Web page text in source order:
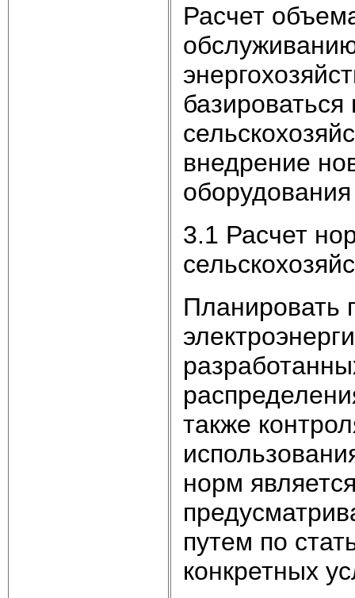
Расчет
внедрение
3.1 Расчет
Планировать
также
норм
путем по
конкретных